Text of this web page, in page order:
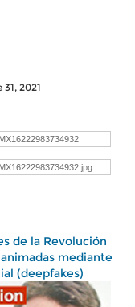
2021
de la Revolución
mediante
(deepfakes)